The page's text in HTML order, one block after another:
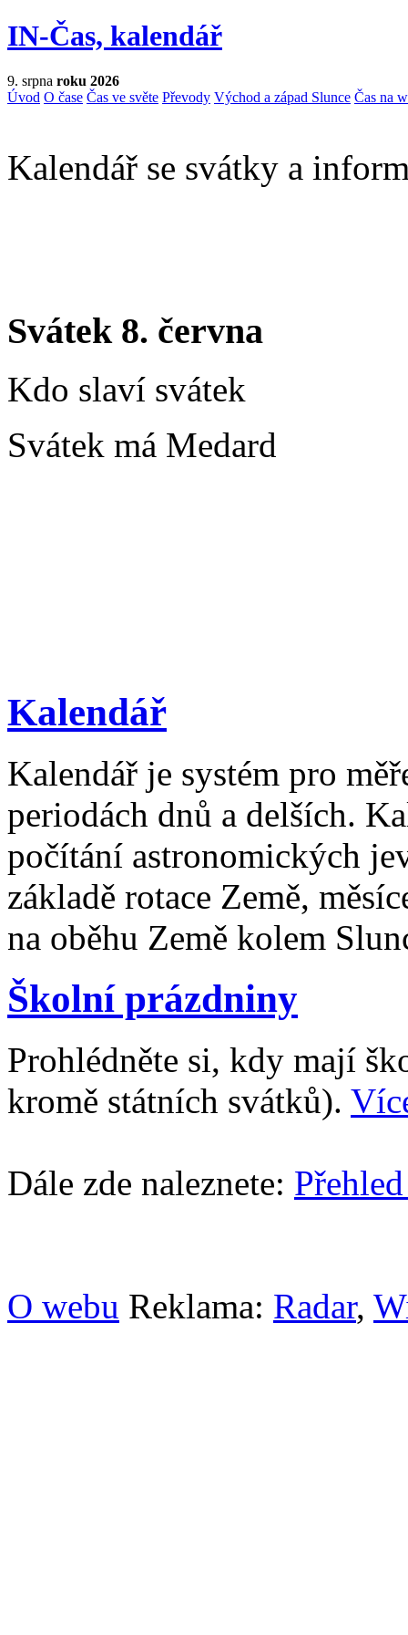
IN-Čas, kalendář
9. srpna roku 2026
Úvod O čase Čas ve světe Převody Východ a západ Slunce Čas na
Kalendář se svátky a
Svátek 8. června
Kdo slaví svátek
Svátek má Medard
Kalendář
Kalendář je systém pro
periodách dnů a delších.
počítání astronomických
základě rotace Země,
na oběhu Země kolem
Školní prázdniny
Prohlédněte si, kdy mají
kromě státních svátků).
Dále zde naleznete:
O webu Reklama: Radar,